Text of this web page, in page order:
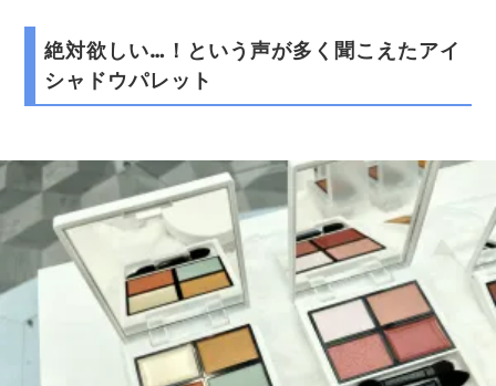
絶対欲しい…！という声が多く聞こえたアイ
シャドウパレット